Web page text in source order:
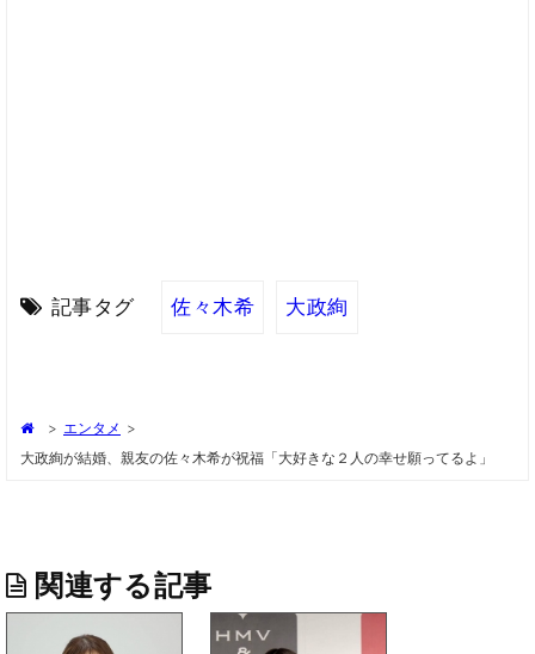
記事タグ 佐々木希 大政絢
> エンタメ >
大政絢が結婚、親友の佐々木希が祝福「大好きな２人の幸せ願ってるよ」
関連する記事